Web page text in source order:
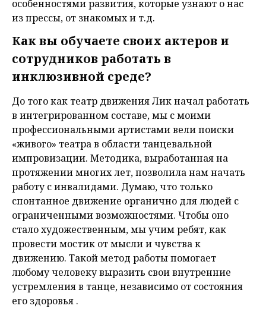
особенностями развития, которые узнают о нас
из прессы, от знакомых и т.д.
Как вы обучаете своих актеров и
сотрудников работать в
инклюзивной среде?
До того как театр движения Лик начал работать
в интегрированном составе, мы с моими
профессиональными артистами вели поиски
«живого» театра в области танцевальной
импровизации. Методика, выработанная на
протяжении многих лет, позволила нам начать
работу с инвалидами. Думаю, что только
спонтанное движение органично для людей с
ограниченными возможностями. Чтобы оно
стало художественным, мы учим ребят, как
провести мостик от мысли и чувства к
движению. Такой метод работы помогает
любому человеку выразить свои внутренние
устремления в танце, независимо от состояния
его здоровья .